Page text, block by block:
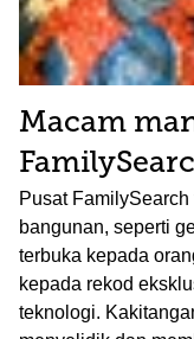
Macam
Pusat
bangunan, seperti
terbuka kepada
kepada rekod
teknologi.